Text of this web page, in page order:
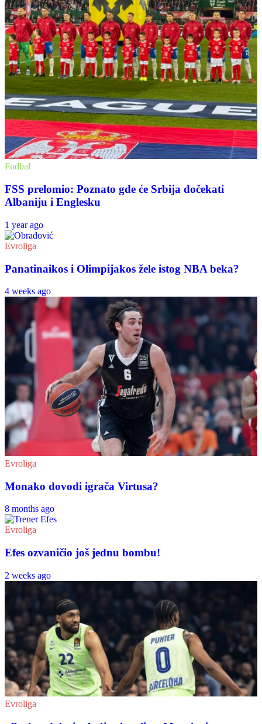
Fudbal
FSS prelomio: Poznato gde će Srbija dočekati
Albaniju i Englesku
1 year ago
Evroliga
Panatinaikos i Olimpijakos žele istog NBA beka?
4 weeks ago
Evroliga
Monako dovodi igrača Virtusa?
8 months ago
Evroliga
Efes ozvaničio još jednu bombu!
2 weeks ago
Evroliga